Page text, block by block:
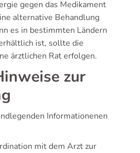
gegen das Medikament
alternative Behandlung
es in bestimmten Ländern
ist, sollte die
ärztlichen Rat erfolgen.
zur
Informationenen
mit dem Arzt zur